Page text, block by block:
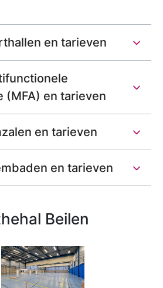
en tarieven
(MFA) en tarieven
en tarieven
en tarieven
Beilen